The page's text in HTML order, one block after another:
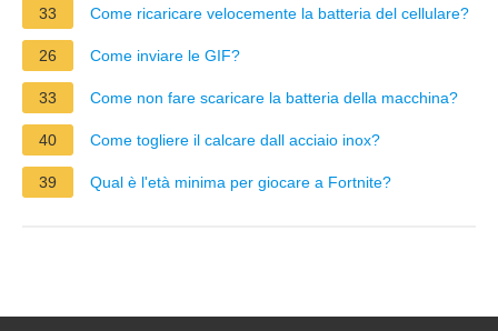
33 Come ricaricare velocemente la batteria del cellulare?
26 Come inviare le GIF?
33 Come non fare scaricare la batteria della macchina?
40 Come togliere il calcare dall acciaio inox?
39 Qual è l'età minima per giocare a Fortnite?